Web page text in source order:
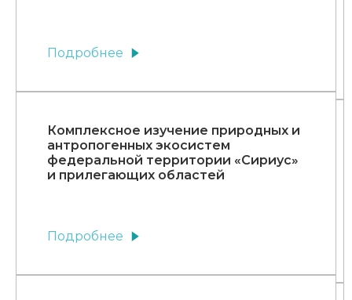
Подробнее
Комплексное изучение природных и
антропогенных экосистем
федеральной территории «Сириус»
и прилегающих областей
Подробнее